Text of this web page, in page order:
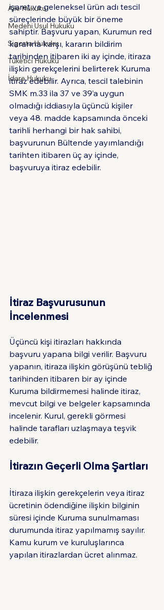
Aile Hukuku
Medeni Usul Hukuku
Sigorta Hukuku
Tüketici Hukuku
İdare Hukuku
işaret ve geleneksel ürün adı tescil
süreçlerinde büyük bir öneme
sahiptir. Başvuru yapan, Kurumun red
kararına karşı, kararın bildirim
tarihinden itibaren iki ay içinde, itiraza
ilişkin gerekçelerini belirterek Kuruma
itiraz edebilir. Ayrıca, tescil talebinin
SMK m.33 ila 37 ve 39’a uygun
olmadığı iddiasıyla üçüncü kişiler
veya 48. madde kapsamında önceki
tarihli herhangi bir hak sahibi,
başvurunun Bültende yayımlandığı
tarihten itibaren üç ay içinde,
başvuruya itiraz edebilir.
İtiraz Başvurusunun
İncelenmesi
Üçüncü kişi itirazları hakkında
başvuru yapana bilgi verilir. Başvuru
yapanın, itiraza ilişkin görüşünü tebliğ
tarihinden itibaren bir ay içinde
Kuruma bildirmemesi halinde itiraz,
mevcut bilgi ve belgeler kapsamında
incelenir. Kurul, gerekli görmesi
halinde tarafları uzlaşmaya teşvik
edebilir.
İtirazın Geçerli Olma Şartları
İtiraza ilişkin gerekçelerin veya itiraz
ücretinin ödendiğine ilişkin bilginin
süresi içinde Kuruma sunulmaması
durumunda itiraz yapılmamış sayılır.
Kamu kurum ve kuruluşlarınca
yapılan itirazlardan ücret alınmaz.